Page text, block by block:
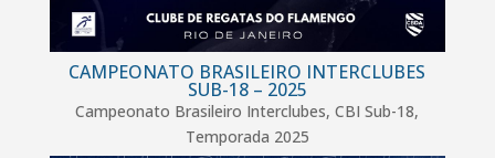
CAMPEONATO BRASILEIRO INTERCLUBES
SUB-18 – 2025
Campeonato Brasileiro Interclubes,CBI Sub-18,
Temporada 2025